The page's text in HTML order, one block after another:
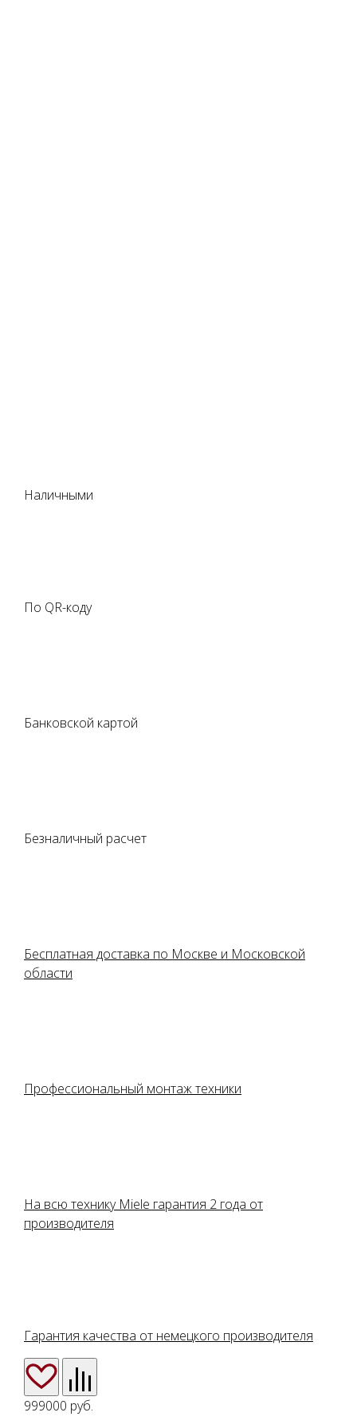
Наличными
По QR-коду
Банковской картой
Безналичный расчет
Бесплатная доставка по Москве и Московской
области
Профессиональный монтаж техники
На всю технику Miele гарантия 2 года от
производителя
Гарантия качества от немецкого производителя
999000 руб.